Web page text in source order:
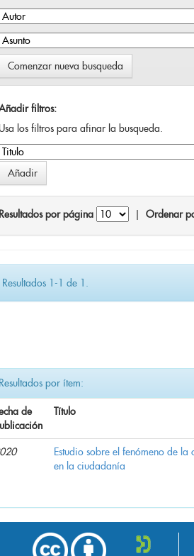
Comenzar nueva busqueda
filtros:
los filtros para afinar la busqueda.
Resultados por página Ordenar
Resultados 1-1 de 1.
Resultados por ítem:
de
Título
Estudio sobre el fenómeno de la
en la ciudadanía